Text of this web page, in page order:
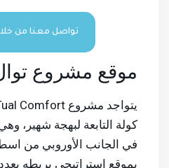
تواصل معنا من
موقع مشروع
كولة التابعة لبهجة شهير،
في الجانب الأوروبي من
بموقع استراتيجي يربطه